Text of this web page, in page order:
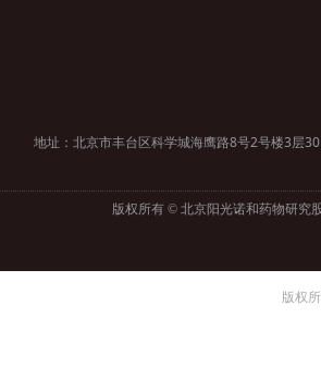
版权所有 © 北京阳光诺和药物研究
地址：北京市丰台区科学城海鹰路8号2号楼3层
版权